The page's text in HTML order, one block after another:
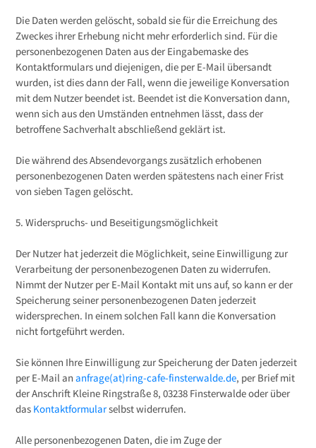
Die Daten werden gelöscht, sobald sie für die Erreichung des
Zweckes ihrer Erhebung nicht mehr erforderlich sind. Für die
personenbezogenen Daten aus der Eingabemaske des
Kontaktformulars und diejenigen, die per E-Mail übersandt
wurden, ist dies dann der Fall, wenn die jeweilige Konversation
mit dem Nutzer beendet ist. Beendet ist die Konversation dann,
wenn sich aus den Umständen entnehmen lässt, dass der
betroffene Sachverhalt abschließend geklärt ist.
Die während des Absendevorgangs zusätzlich erhobenen
personenbezogenen Daten werden spätestens nach einer Frist
von sieben Tagen gelöscht.
5. Widerspruchs- und Beseitigungsmöglichkeit
Der Nutzer hat jederzeit die Möglichkeit, seine Einwilligung zur
Verarbeitung der personenbezogenen Daten zu widerrufen.
Nimmt der Nutzer per E-Mail Kontakt mit uns auf, so kann er der
Speicherung seiner personenbezogenen Daten jederzeit
widersprechen. In einem solchen Fall kann die Konversation
nicht fortgeführt werden.
Sie können Ihre Einwilligung zur Speicherung der Daten jederzeit
per E-Mail ananfrage(at)ring-cafe-finsterwalde.de, per Brief mit
der Anschrift Kleine Ringstraße 8, 03238 Finsterwalde oder über
das Kontaktformularselbst widerrufen.
Alle personenbezogenen Daten, die im Zuge der